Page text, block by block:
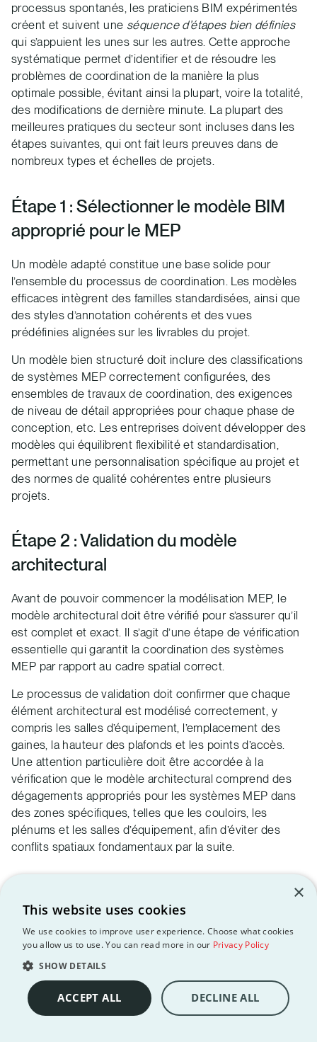
processus spontanés, les praticiens BIM expérimentés
créent et suivent une séquence d’étapes bien définies
qui s’appuient les unes sur les autres. Cette approche
systématique permet d’identifier et de résoudre les
problèmes de coordination de la manière la plus
optimale possible, évitant ainsi la plupart, voire la totalité,
des modifications de dernière minute. La plupart des
meilleures pratiques du secteur sont incluses dans les
étapes suivantes, qui ont fait leurs preuves dans de
nombreux types et échelles de projets.
Étape 1 : Sélectionner le modèle BIM
approprié pour le MEP
Un modèle adapté constitue une base solide pour
l’ensemble du processus de coordination. Les modèles
efficaces intègrent des familles standardisées, ainsi que
des styles d’annotation cohérents et des vues
prédéfinies alignées sur les livrables du projet.
Un modèle bien structuré doit inclure des classifications
de systèmes MEP correctement configurées, des
ensembles de travaux de coordination, des exigences
de niveau de détail appropriées pour chaque phase de
conception, etc. Les entreprises doivent développer des
modèles qui équilibrent flexibilité et standardisation,
permettant une personnalisation spécifique au projet et
des normes de qualité cohérentes entre plusieurs
projets.
Étape 2 : Validation du modèle
architectural
Avant de pouvoir commencer la modélisation MEP, le
modèle architectural doit être vérifié pour s’assurer qu’il
est complet et exact. Il s’agit d’une étape de vérification
essentielle qui garantit la coordination des systèmes
MEP par rapport au cadre spatial correct.
Le processus de validation doit confirmer que chaque
élément architectural est modélisé correctement, y
compris les salles d’équipement, l’emplacement des
gaines, la hauteur des plafonds et les points d’accès.
Une attention particulière doit être accordée à la
vérification que le modèle architectural comprend des
dégagements appropriés pour les systèmes MEP dans
des zones spécifiques, telles que les couloirs, les
plénums et les salles d’équipement, afin d’éviter des
conflits spatiaux fondamentaux par la suite.
MEP
La phase de modélisation MEP doit se dérouler selon
une séquence logique qui reflète les dépendances
physiques entre les systèmes. Le plus souvent, les
systèmes plus grands et dépendants de la gravité sont
modélisés en premier, suivis des systèmes offrant une
×
This website uses cookies
We use cookies to improve user experience. Choose what cookies
you allow us to use. You can read more in our Privacy Policy
SHOW DETAILS
ACCEPT ALL DECLINE ALL